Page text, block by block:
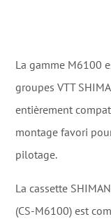
La gamme M6100
groupes VTT
entièrement
montage favori
pilotage.
La cassette
(CS-M6100) est